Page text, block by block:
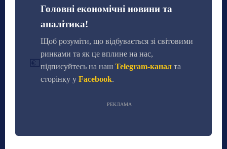
💶
Головні економічні новини та
аналітика!
Щоб розуміти, що відбувається зі світовими
ринками та як це вплине на нас,
підписуйтесь на наш Telegram-канал та
сторінку у Facebook.
РЕКЛАМА